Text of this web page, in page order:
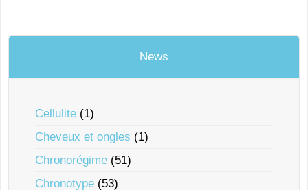
News
Cellulite (1)
Cheveux et ongles (1)
Chronorégime (51)
Chronotype (53)